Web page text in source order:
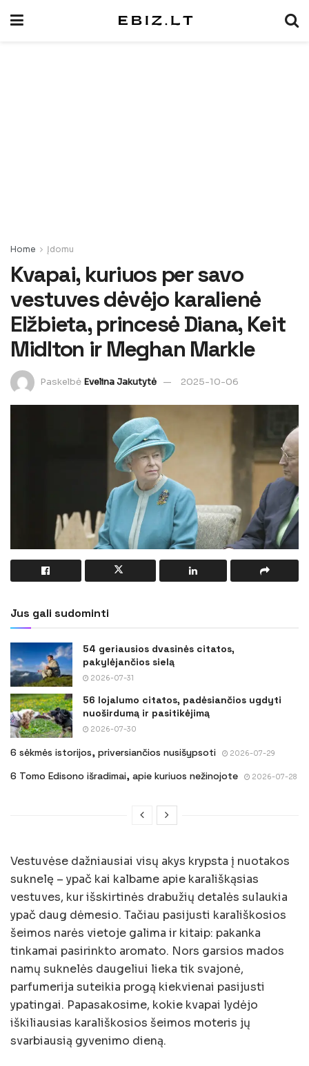
Home Įdomu
Kvapai, kuriuos per savo
vestuves dėvėjo karalienė
Elžbieta, princesė Diana, Keit
Midlton ir Meghan Markle
Paskelbė Evelina Jakutytė 2025-10-06
Jus gali sudominti
54 geriausios dvasinės citatos,
pakylėjančios sielą
2026-07-31
56 lojalumo citatos, padėsiančios ugdyti
nuoširdumą ir pasitikėjimą
2026-07-30
6 sėkmės istorijos, priversiančios nusišypsoti 2026-07-29
6 Tomo Edisono išradimai, apie kuriuos nežinojote 2026-07-28
Vestuvėse dažniausiai visų akys krypsta į nuotakos
suknelę – ypač kai kalbame apie karališkąsias
vestuves, kur išskirtinės drabužių detalės sulaukia
ypač daug dėmesio. Tačiau pasijusti karališkosios
šeimos narės vietoje galima ir kitaip: pakanka
tinkamai pasirinkto aromato. Nors garsios mados
namų suknelės daugeliui lieka tik svajonė,
parfumerija suteikia progą kiekvienai pasijusti
ypatingai. Papasakosime, kokie kvapai lydėjo
iškiliausias karališkosios šeimos moteris jų
svarbiausią gyvenimo dieną.